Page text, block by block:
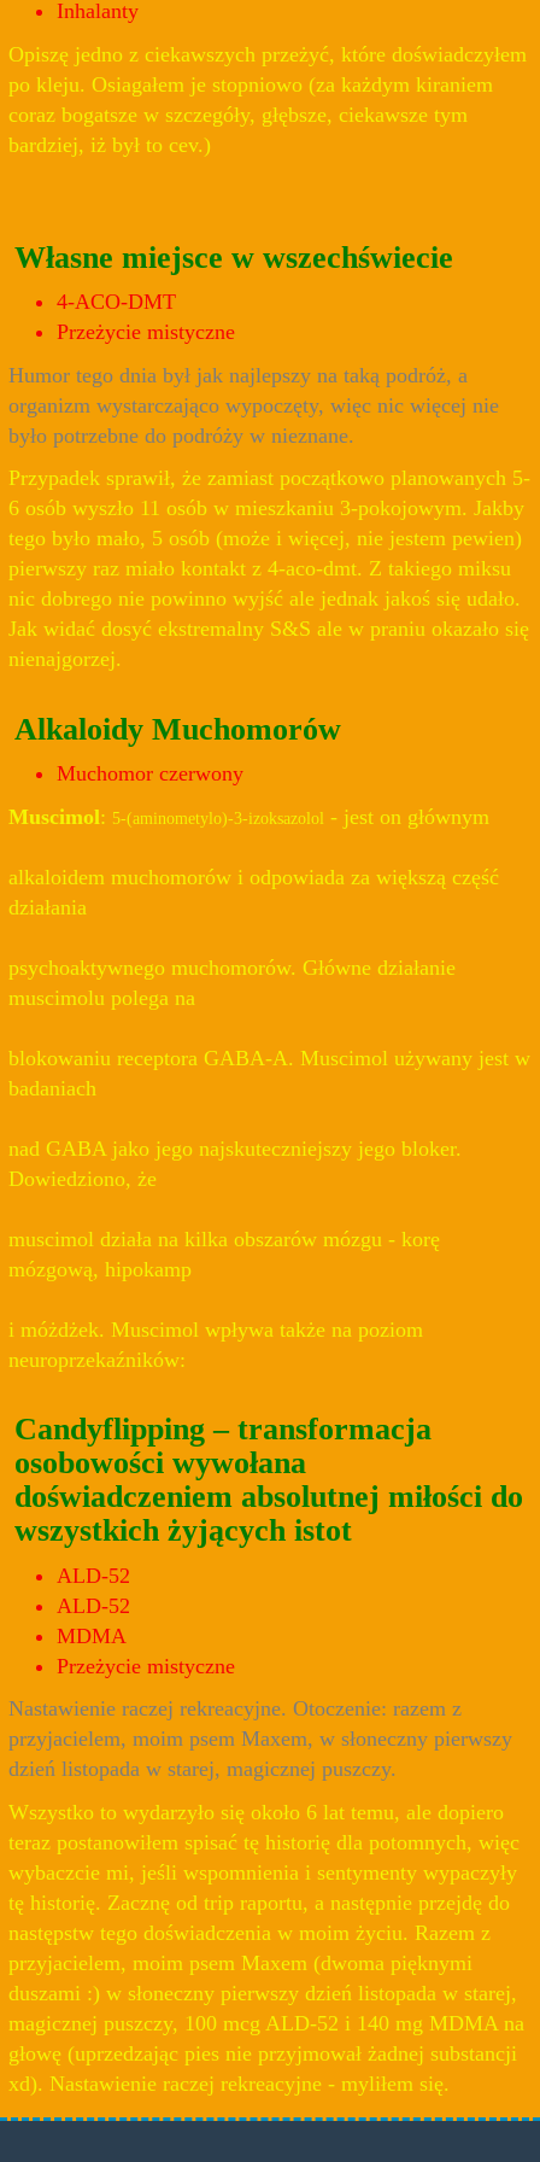
Inhalanty
Opiszę jedno z ciekawszych przeżyć, które doświadczyłem
po kleju. Osiagałem je stopniowo (za każdym kiraniem
coraz bogatsze w szczegóły, głębsze, ciekawsze tym
bardziej, iż był to cev.)
Własne miejsce w wszechświecie
4-ACO-DMT
Przeżycie mistyczne
Humor tego dnia był jak najlepszy na taką podróż, a
organizm wystarczająco wypoczęty, więc nic więcej nie
było potrzebne do podróży w nieznane.
Przypadek sprawił, że zamiast początkowo planowanych 5-
6 osób wyszło 11 osób w mieszkaniu 3-pokojowym. Jakby
tego było mało, 5 osób (może i więcej, nie jestem pewien)
pierwszy raz miało kontakt z 4-aco-dmt. Z takiego miksu
nic dobrego nie powinno wyjść ale jednak jakoś się udało.
Jak widać dosyć ekstremalny S&S ale w praniu okazało się
nienajgorzej.
Alkaloidy Muchomorów
Muchomor czerwony
Muscimol: 5-(aminometylo)-3-izoksazolol - jest on głównym
alkaloidem muchomorów i odpowiada za większą część
działania
psychoaktywnego muchomorów. Główne działanie
muscimolu polega na
blokowaniu receptora GABA-A. Muscimol używany jest w
badaniach
nad GABA jako jego najskuteczniejszy jego bloker.
Dowiedziono, że
muscimol działa na kilka obszarów mózgu - korę
mózgową, hipokamp
i móżdżek. Muscimol wpływa także na poziom
neuroprzekaźników:
Candyflipping – transformacja
osobowości wywołana
doświadczeniem absolutnej miłości do
wszystkich żyjących istot
ALD-52
ALD-52
MDMA
Przeżycie mistyczne
Nastawienie raczej rekreacyjne. Otoczenie: razem z
przyjacielem, moim psem Maxem, w słoneczny pierwszy
dzień listopada w starej, magicznej puszczy.
Wszystko to wydarzyło się około 6 lat temu, ale dopiero
teraz postanowiłem spisać tę historię dla potomnych, więc
wybaczcie mi, jeśli wspomnienia i sentymenty wypaczyły
tę historię. Zacznę od trip raportu, a następnie przejdę do
następstw tego doświadczenia w moim życiu. Razem z
przyjacielem, moim psem Maxem (dwoma pięknymi
duszami :) w słoneczny pierwszy dzień listopada w starej,
magicznej puszczy, 100 mcg ALD-52 i 140 mg MDMA na
głowę (uprzedzając pies nie przyjmował żadnej substancji
xd). Nastawienie raczej rekreacyjne - myliłem się.